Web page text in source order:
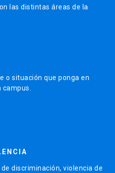
las distintas áreas de la
o situación que ponga en
campus.
discriminación, violencia de